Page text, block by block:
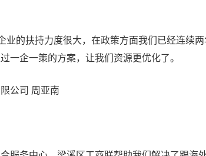
的扶持力度很大，在政策方面我们已经连续
一企一策的方案，让我们资源更优化了。
公司 周亚南